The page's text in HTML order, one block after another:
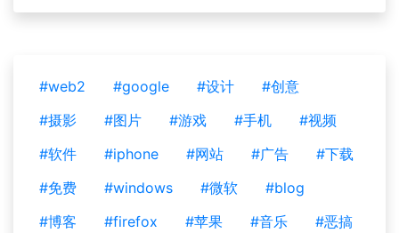
#web2 #google #设计
#创意
#摄影
#图片 #游戏 #手机
#视频
#软件
#iphone #网站 #广告
#下载
#免费
#windows #微软
#blog
#博客
#firefox #苹果 #音乐
#恶搞